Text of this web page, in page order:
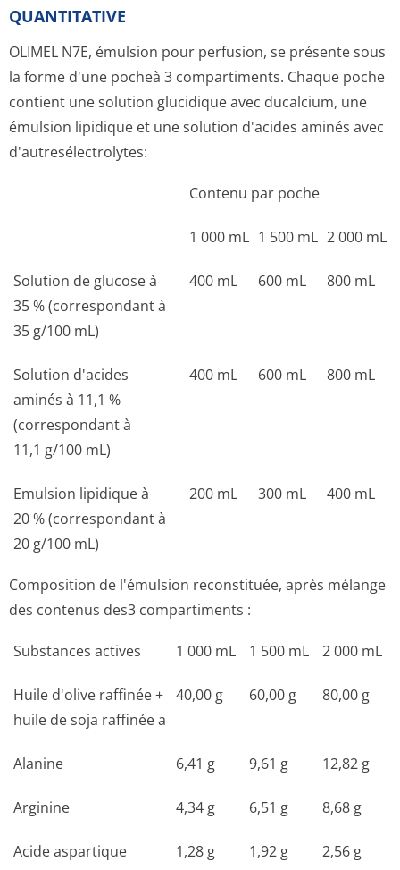
QUANTITATIVE
OLIMEL N7E, émulsion pour perfusion, se présente sous
la forme d'une pocheà 3 compartiments. Chaque poche
contient une solution glucidique avec ducalcium, une
émulsion lipidique et une solution d'acides aminés avec
d'autresélectro­lytes:
Contenu par poche
1 000 mL 1 500 mL 2 000 mL
Solution de glucose à
35 % (correspondant à
35 g/100 mL)
400 mL 600 mL 800 mL
Solution d'acides
aminés à 11,1 %
(correspondant à
11,1 g/100 mL)
400 mL 600 mL 800 mL
Emulsion lipidique à
20 % (correspondant à
20 g/100 mL)
200 mL 300 mL 400 mL
Composition de l'émulsion reconstituée, après mélange
des contenus des3 compartiments :
Substances actives 1 000 mL 1 500 mL 2 000 mL
Huile d'olive raffinée +
huile de soja raffinée a
40,00 g 60,00 g 80,00 g
Alanine 6,41 g 9,61 g 12,82 g
Arginine 4,34 g 6,51 g 8,68 g
Acide aspartique 1,28 g 1,92 g 2,56 g